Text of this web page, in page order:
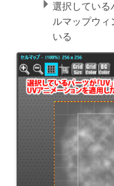
選択している
ルマップウ
いる